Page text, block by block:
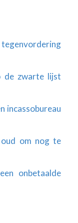
de zwarte lijst
incassobureau
om nog te
onbetaalde